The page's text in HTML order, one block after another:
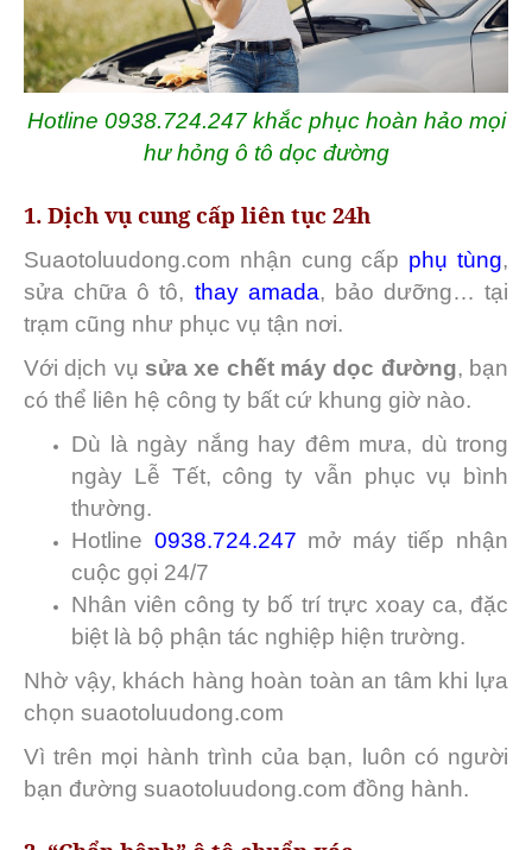
Hotline 0938.724.247 khắc phục hoàn hảo mọi
hư hỏng ô tô dọc đường
1. Dịch vụ cung cấp liên tục 24h
Suaotoluudong.com nhận cung cấp phụ tùng,
sửa chữa ô tô, thay amada, bảo dưỡng… tại
trạm cũng như phục vụ tận nơi.
Với dịch vụ sửa xe chết máy dọc đường, bạn
có thể liên hệ công ty bất cứ khung giờ nào.
Dù là ngày nắng hay đêm mưa, dù trong
ngày Lễ Tết, công ty vẫn phục vụ bình
thường.
Hotline 0938.724.247 mở máy tiếp nhận
cuộc gọi 24/7
Nhân viên công ty bố trí trực xoay ca, đặc
biệt là bộ phận tác nghiệp hiện trường.
Nhờ vậy, khách hàng hoàn toàn an tâm khi lựa
chọn suaotoluudong.com
Vì trên mọi hành trình của bạn, luôn có người
bạn đường suaotoluudong.com đồng hành.